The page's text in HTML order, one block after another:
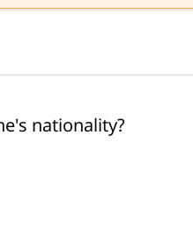
nationality?